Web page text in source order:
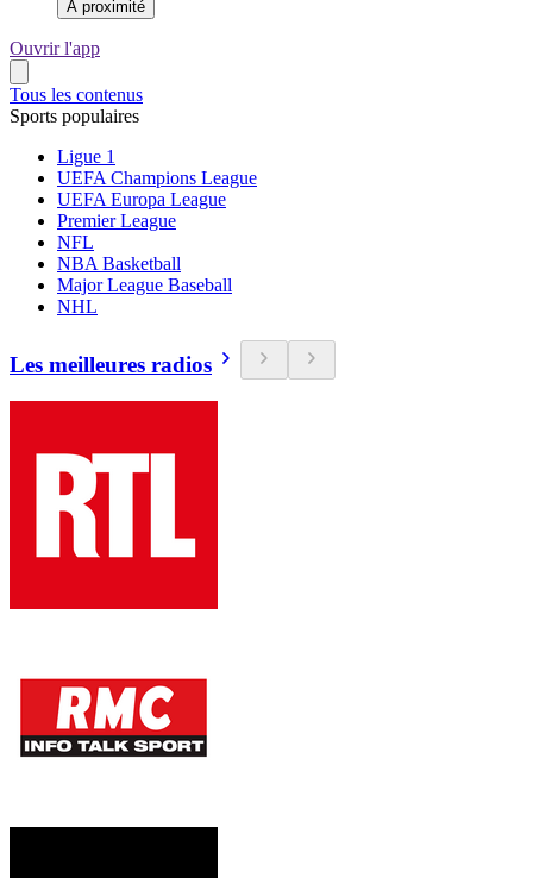
À proximité
Ouvrir l'app
Tous les contenus
Sports populaires
Ligue 1
UEFA Champions League
UEFA Europa League
Premier League
NFL
NBA Basketball
Major League Baseball
NHL
Les meilleures radios